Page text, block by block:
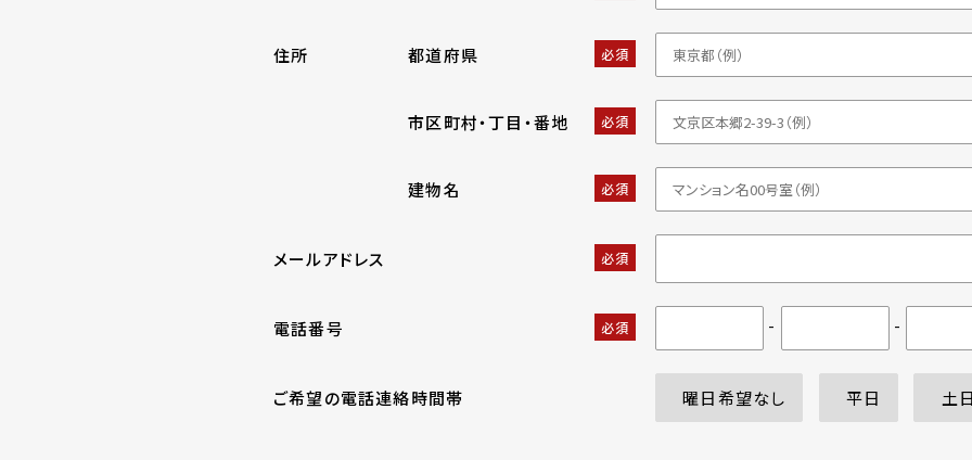
住所 都道府県 必須
市区町村・丁目・番地 必須
建物名 必須
メールアドレス 必須
電話番号 必須 - -
ご希望の電話連絡時間帯 曜日希望なし 平日 土